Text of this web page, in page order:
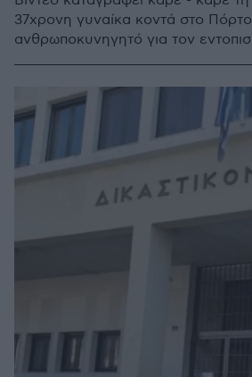
37χρονη γυναίκα κοντά στο
ανθρωποκυνηγητό για τον